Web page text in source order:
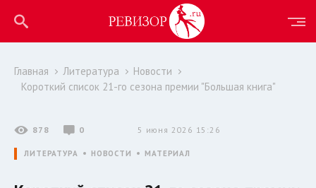
Главная Литература
Новости
Короткий список 21-го сезона премии "Большая книга"
878 0 5 июня 2026 15:26
ЛИТЕРАТУРА НОВОСТИ МАТЕРИАЛ